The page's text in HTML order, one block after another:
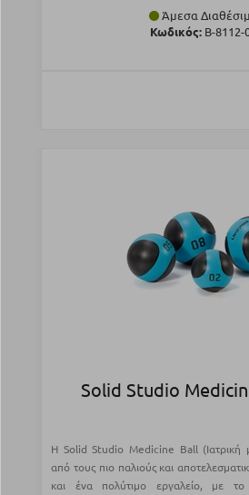
Άμεσα
Κωδικός: Β-8112-
Solid Studio
Η Solid Studio Medicine Ball (Ιατρική
από τους πιο παλιούς και
και ένα πολύτιμο εργαλείο, με